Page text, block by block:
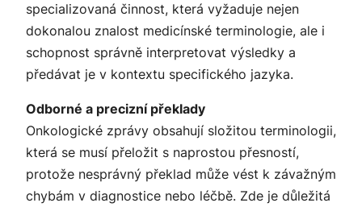
specializovaná činnost, která vyžaduje nejen
dokonalou znalost medicínské terminologie, ale i
schopnost správně interpretovat výsledky a
předávat je v kontextu specifického jazyka.
Odborné a precizní překlady
Onkologické zprávy obsahují složitou terminologii,
která se musí přeložit s naprostou přesností,
protože nesprávný překlad může vést k závažným
chybám v diagnostice nebo léčbě. Zde je důležitá